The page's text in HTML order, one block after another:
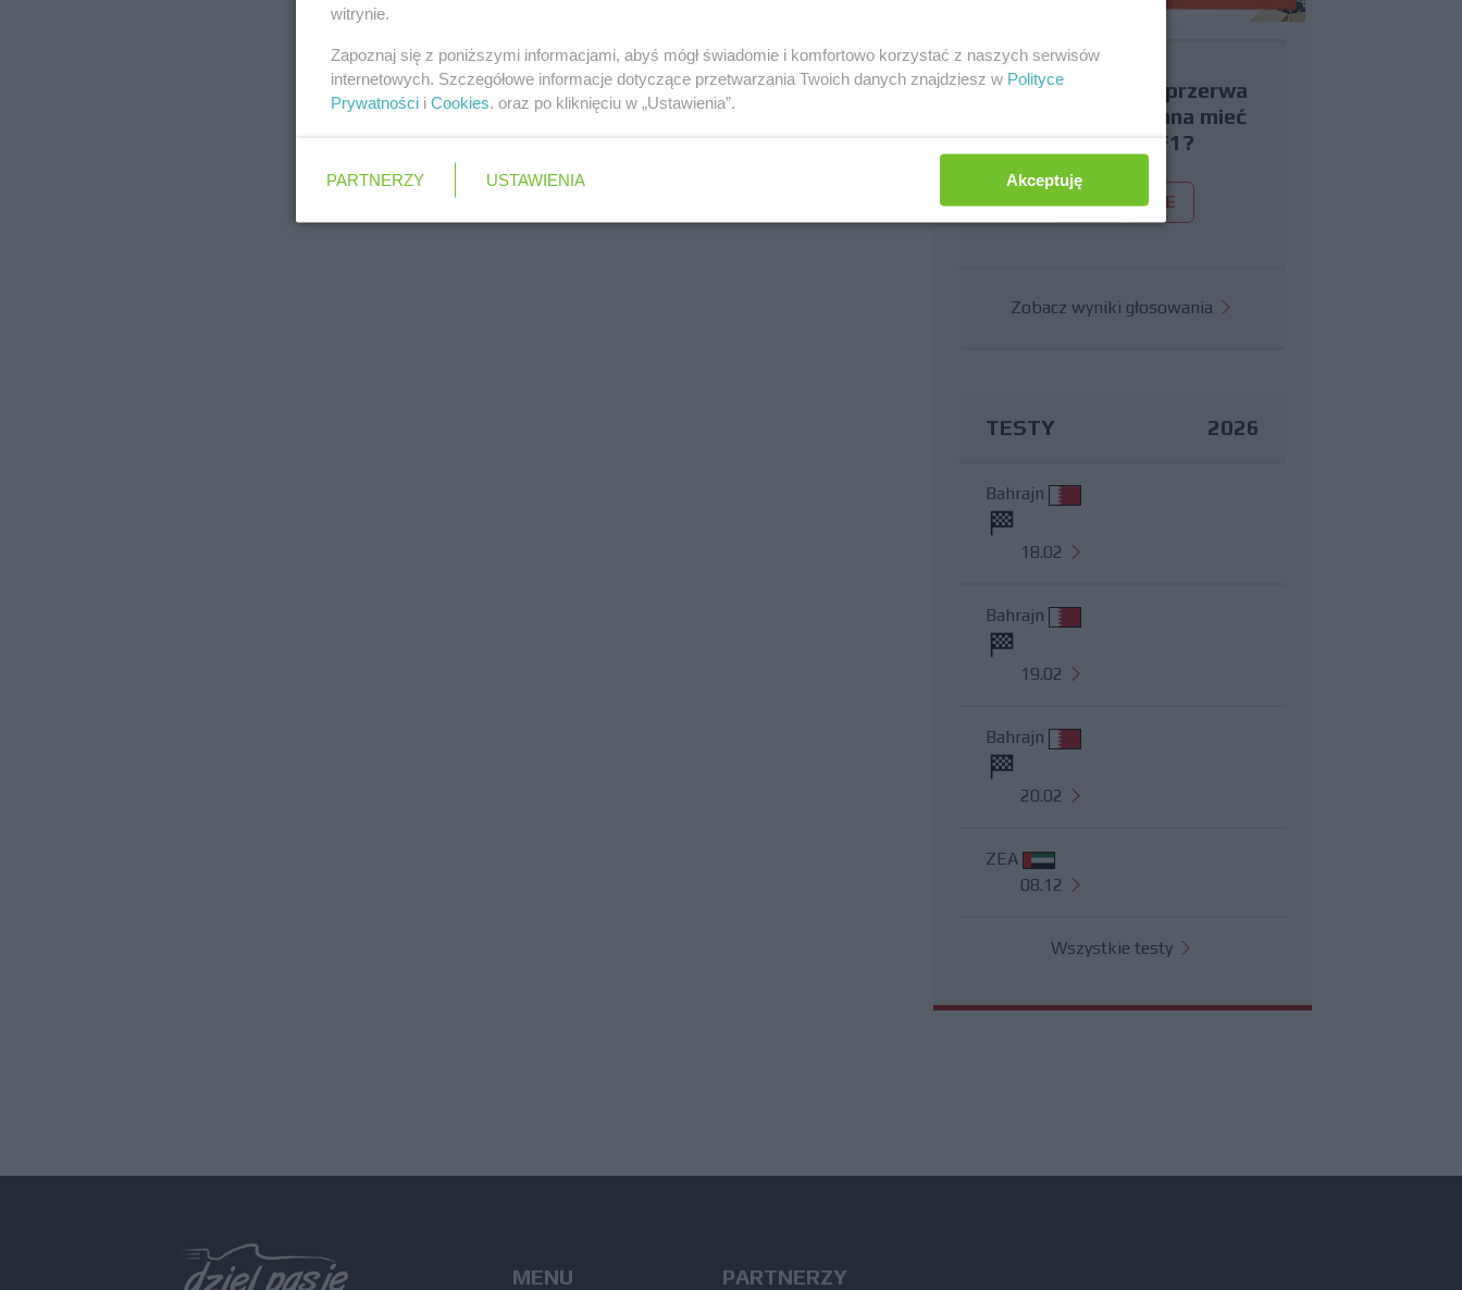
Czy uważasz, że przerwa
wakacyjna powinna mieć
miejsce w F1?
TAK NIE
Zobacz wyniki głosowania
TESTY 2026
Bahrajn
18.02
Bahrajn
19.02
Bahrajn
20.02
ZEA
08.12
Wszystkie testy
MENU PARTNERZY
witrynie.
Zapoznaj się z poniższymi informacjami, abyś mógł świadomie i komfortowo korzystać z naszych serwisów
internetowych. Szczegółowe informacje dotyczące przetwarzania Twoich danych znajdziesz w Polityce
Prywatności i Cookies. oraz po kliknięciu w „Ustawienia”.
PARTNERZY USTAWIENIA Akceptuję